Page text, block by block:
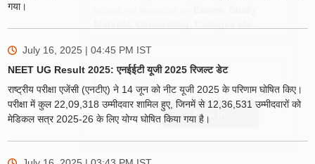
गया।
July 16, 2025 | 04:45 PM IST
NEET UG Result 2025: एनईईटी यूजी 2025 रिजल्ट डेट
राष्ट्रीय परीक्षा एजेंसी (एनटीए) ने 14 जून को नीट यूजी 2025 के परिणाम घोषित किए।
परीक्षा में कुल 22,09,318 उम्मीदवार शामिल हुए, जिनमें से 12,36,531 उम्मीदवारों को
मेडिकल सत्र 2025-26 के लिए योग्य घोषित किया गया है।
Skip Sign In